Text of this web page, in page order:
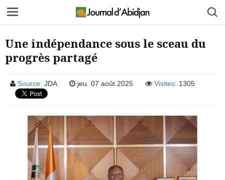
Une indépendance sous le sceau du
progrès partagé
Source: JDA jeu. 07 août 2025 Visites: 1305